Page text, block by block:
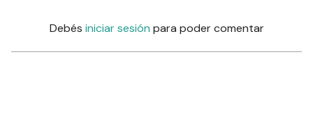
Debés iniciar sesión para poder comentar